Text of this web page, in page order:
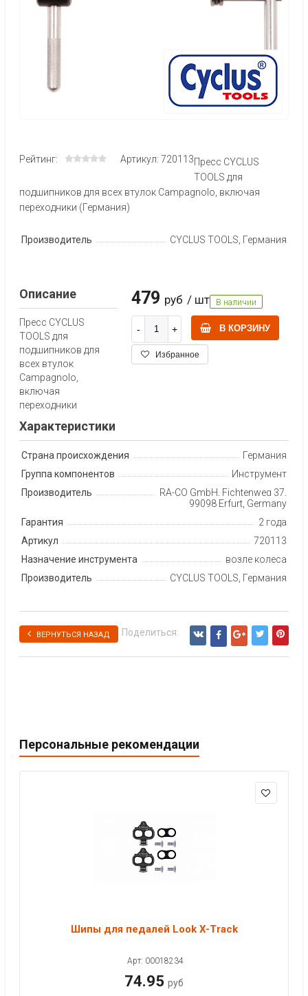
Рейтинг: Артикул: 720113Пресс CYCLUS
TOOLS для
подшипников для всех втулок Campagnolo, включая
переходники (Германия)
Производитель CYCLUS TOOLS, Германия
479 руб / шт В наличии
В КОРЗИНУ
Избранное
Описание
Пресс CYCLUS
TOOLS для
подшипников для
всех втулок
Campagnolo,
включая
переходники
Характеристики
Страна происхождения
Германия
Группа компонентов
Инструмент
Производитель
RA-CO GmbH, Fichtenweg 37,
99098 Erfurt, Germany
Гарантия
2 года
Артикул
720113
Назначение инструмента
возле колеса
Производитель
CYCLUS TOOLS, Германия
ВЕРНУТЬСЯ НАЗАД Поделиться:
Персональные рекомендации
Шипы для педалей Look X-Track
Арт: 00018234
74.95 руб